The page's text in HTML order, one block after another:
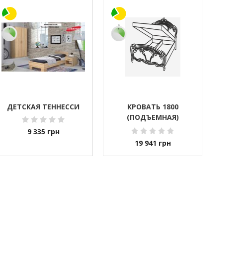
ДЕТСКАЯ ТЕННЕССИ
9 335 грн
КРОВАТЬ 1800
(ПОДЪЕМНАЯ)
РЕДЖИНА ГОЛД
19 941 грн